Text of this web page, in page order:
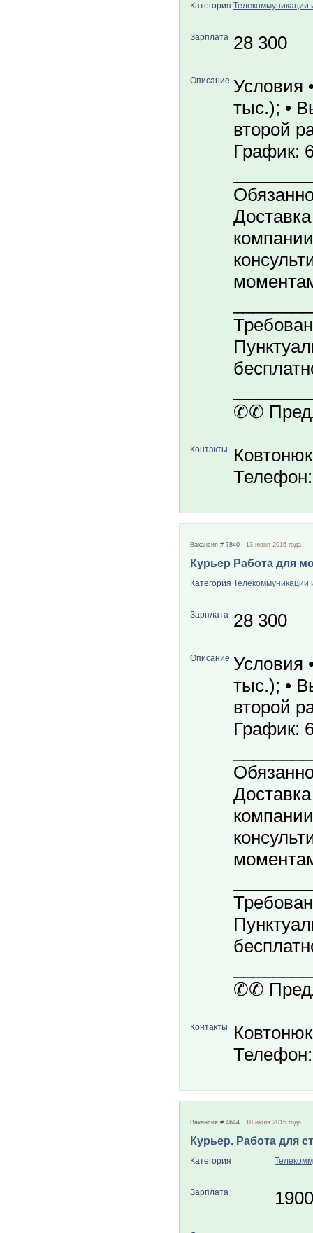
Категория Телекоммуникации
Зарплата 28 300
Описание Условия
тыс.); •
второй
График:
✆✆
Контакты
Вакансия # 7840 13 июня 2016 года
Курьер Работа для
Категория Телекоммуникации
Зарплата 28 300
Описание Условия
тыс.); •
второй
График:
✆✆
Контакты
Вакансия # 4644 18 июля 2015 года
Курьер. Работа для
Категория
Зарплата